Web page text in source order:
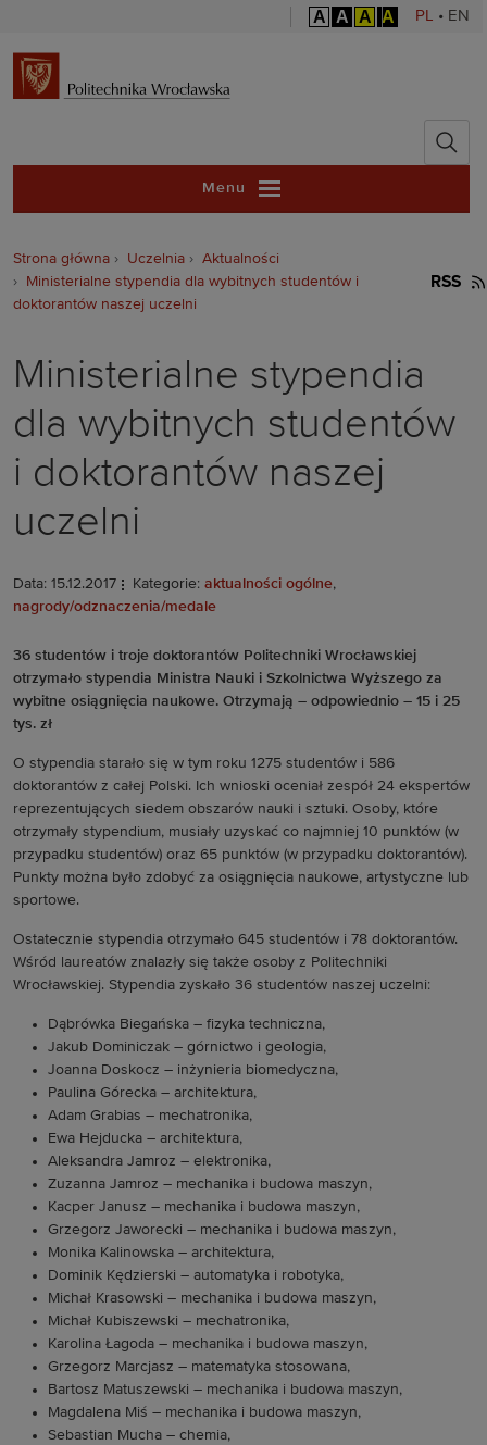
A A A A PL • EN
Politechnika
Menu
Strona główna Uczelnia
Aktualności
Ministerialne stypendia dla wybitnych studentów i
doktorantów naszej uczelni
RSS
Ministerialne stypendia
dla wybitnych studentów
i doktorantów naszej
uczelni
Data: 15.12.2017 Kategorie: aktualności ogólne,
nagrody/odznaczenia/medale
36 studentów i troje doktorantów Politechniki Wrocławskiej
otrzymało stypendia Ministra Nauki i Szkolnictwa Wyższego za
wybitne osiągnięcia naukowe. Otrzymają – odpowiednio – 15 i 25
tys. zł
O stypendia starało się w tym roku 1275 studentów i 586
doktorantów z całej Polski. Ich wnioski oceniał zespół 24 ekspertów
reprezentujących siedem obszarów nauki i sztuki. Osoby, które
otrzymały stypendium, musiały uzyskać co najmniej 10 punktów (w
przypadku studentów) oraz 65 punktów (w przypadku doktorantów).
Punkty można było zdobyć za osiągnięcia naukowe, artystyczne lub
sportowe.
Ostatecznie stypendia otrzymało 645 studentów i 78 doktorantów.
Wśród laureatów znalazły się także osoby z Politechniki
Wrocławskiej. Stypendia zyskało 36 studentów naszej uczelni:
Dąbrówka Biegańska – fizyka techniczna,
Jakub Dominiczak – górnictwo i geologia,
Joanna Doskocz – inżynieria biomedyczna,
Paulina Górecka – architektura,
Adam Grabias – mechatronika,
Ewa Hejducka – architektura,
Aleksandra Jamroz – elektronika,
Zuzanna Jamroz – mechanika i budowa maszyn,
Kacper Janusz – mechanika i budowa maszyn,
Grzegorz Jaworecki – mechanika i budowa maszyn,
Monika Kalinowska – architektura,
Dominik Kędzierski – automatyka i robotyka,
Michał Krasowski – mechanika i budowa maszyn,
Michał Kubiszewski – mechatronika,
Karolina Łagoda – mechanika i budowa maszyn,
Grzegorz Marcjasz – matematyka stosowana,
Bartosz Matuszewski – mechanika i budowa maszyn,
Magdalena Miś – mechanika i budowa maszyn,
Sebastian Mucha – chemia,